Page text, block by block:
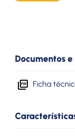
Documentos
Ficha